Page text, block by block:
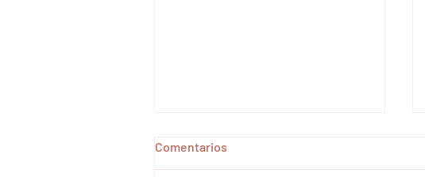
Comentarios